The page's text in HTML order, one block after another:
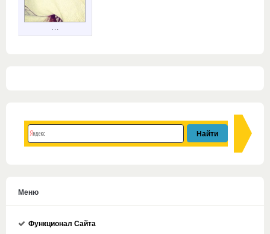
…
Меню
Функционал Сайта